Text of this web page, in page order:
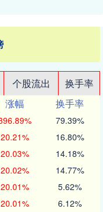
个股流出
换手率
涨幅
换手率
79.39%
20.21% 16.80%
20.03% 14.18%
20.02% 14.77%
20.01% 5.62%
20.01% 6.12%